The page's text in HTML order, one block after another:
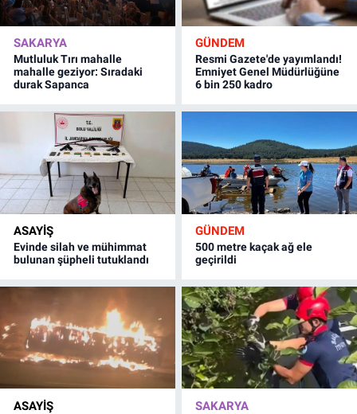
SAKARYA
Mutluluk Tırı mahalle
mahalle geziyor: Sıradaki
durak Sapanca
GÜNDEM
Resmi Gazete'de yayımlandı!
Emniyet Genel Müdürlüğüne
6 bin 250 kadro
ASAYİŞ
Evinde silah ve mühimmat
bulunan şüpheli tutuklandı
GÜNDEM
500 metre kaçak ağ ele
geçirildi
ASAYİŞ SAKARYA